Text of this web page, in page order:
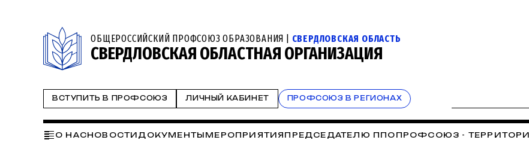
ОБЩЕРОССИЙСКИЙ ПРОФСОЮЗ ОБРАЗОВАНИЯ | СВЕРДЛОВСКАЯ ОБЛАСТЬ
СВЕРДЛОВСКАЯ ОБЛАСТНАЯ ОРГАНИЗАЦИЯ
ВСТУПИТЬ В ПРОФСОЮЗ ЛИЧНЫЙ КАБИНЕТ ПРОФСОЮЗ В РЕГИОНАХ
О НАСНОВОСТИ ДОКУМЕНТЫ МЕРОПРИЯТИЯ ПРЕДСЕДАТЕЛЮ ППО ПРОФСОЮЗ -